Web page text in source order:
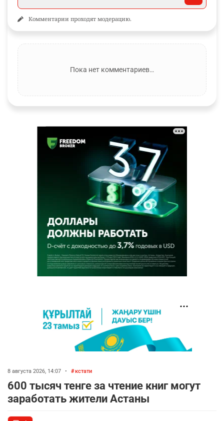
Комментарии проходят модерацию.
Пока нет комментариев…
8 августа 2026, 14:07 • кстати
600 тысяч тенге за чтение книг могут
заработать жители Астаны